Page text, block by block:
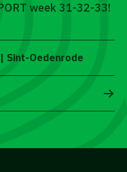
week 31-32-33!
Sint-Oedenrode